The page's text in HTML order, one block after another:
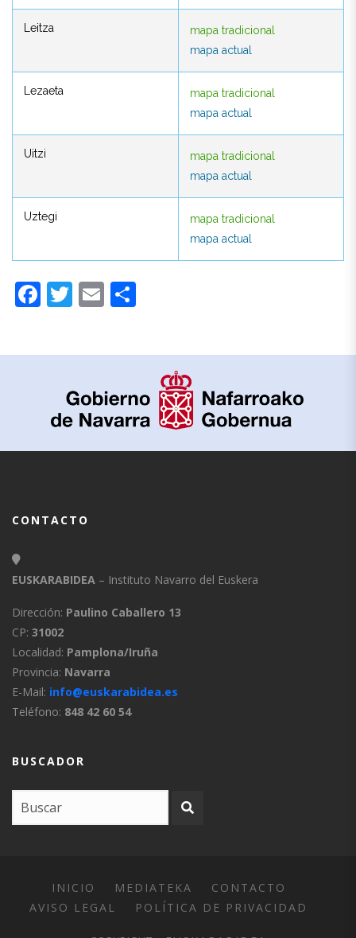
Leitza
mapa tradicional
mapa actual
Lezaeta
mapa tradicional
mapa actual
Uitzi
mapa tradicional
mapa actual
Uztegi
mapa tradicional
mapa actual
mapa actual
mapa actual
mapa actual
mapa actual
Facebook
Twitter
Email
CONTACTO
EUSKARABIDEA – Instituto Navarro del Euskera
Dirección: Paulino Caballero 13
CP: 31002
Localidad: Pamplona/Iruña
Provincia: Navarra
E-Mail: info@euskarabidea.es
Teléfono: 848 42 60 54
BUSCADOR
INICIO MEDIATEKA
CONTACTO
AVISO LEGAL
POLÍTICA DE PRIVACIDAD